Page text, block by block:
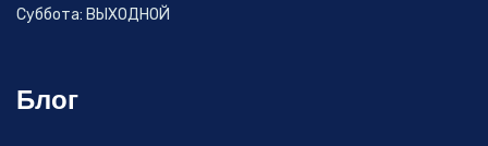
Суббота: ВЫХОДНОЙ
Блог